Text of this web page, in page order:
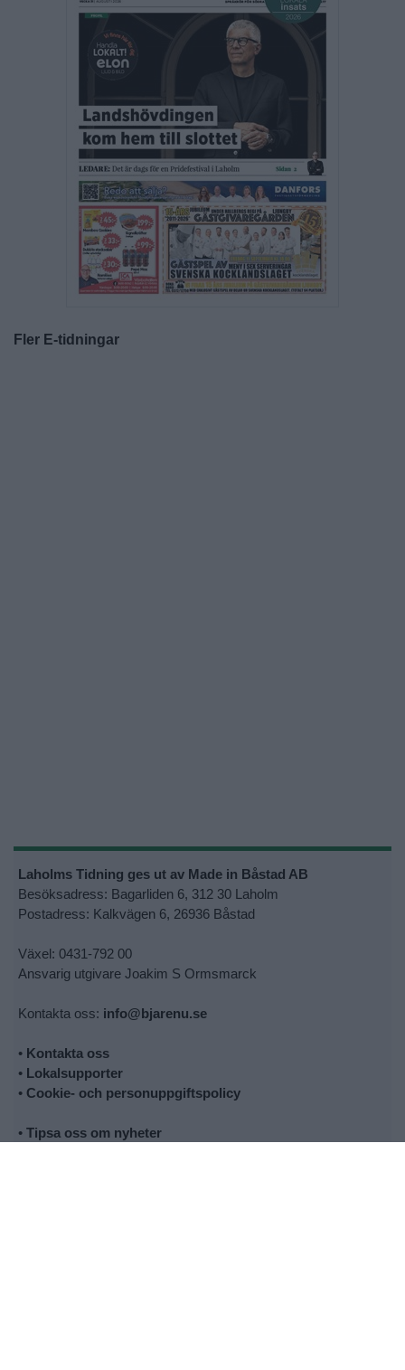
Fler E-tidningar
Laholms Tidning ges ut av Made in Båstad AB
Besöksadress: Bagarliden 6, 312 30 Laholm
Postadress: Kalkvägen 6, 26936 Båstad
Växel: 0431-792 00
Ansvarig utgivare Joakim S Ormsmarck
Kontakta oss: info@bjarenu.se
• Kontakta oss
• Lokalsupporter
• Cookie- och personuppgiftspolicy
• Tipsa oss om nyheter